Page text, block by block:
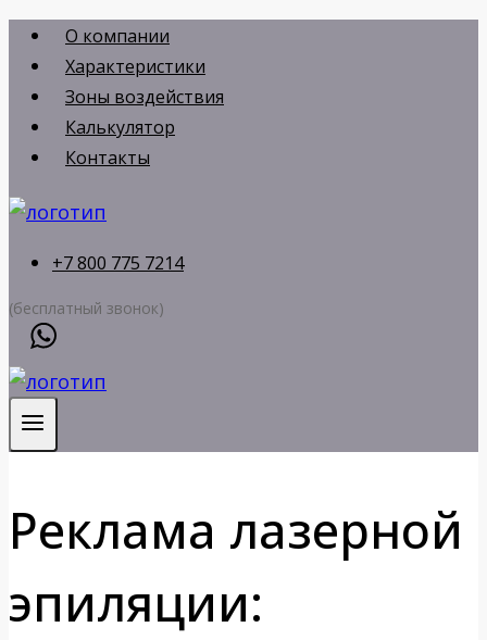
Перейти
содержимому
О компании
Характеристики
Зоны воздействия
Калькулятор
Контакты
+7 800 775 7214
(бесплатный звонок)
Реклама лазерной
эпиляции: